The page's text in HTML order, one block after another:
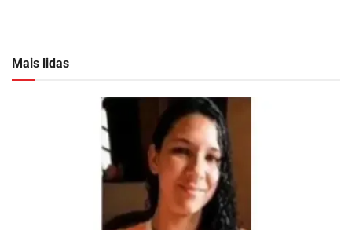
Mais lidas